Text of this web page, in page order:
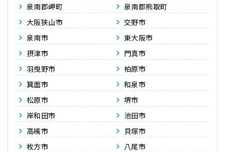
泉南郡岬町
泉南郡熊取町
大阪狭山市
交野市
泉南市
東大阪市
摂津市
門真市
羽曳野市
柏原市
箕面市
和泉市
松原市
堺市
岸和田市
池田市
高槻市
貝塚市
枚方市
八尾市